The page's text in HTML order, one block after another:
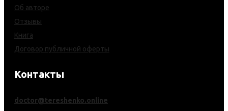
Об авторе
Отзывы
Книга
Договор публичной оферты
Контакты
doctor@tereshenko.online